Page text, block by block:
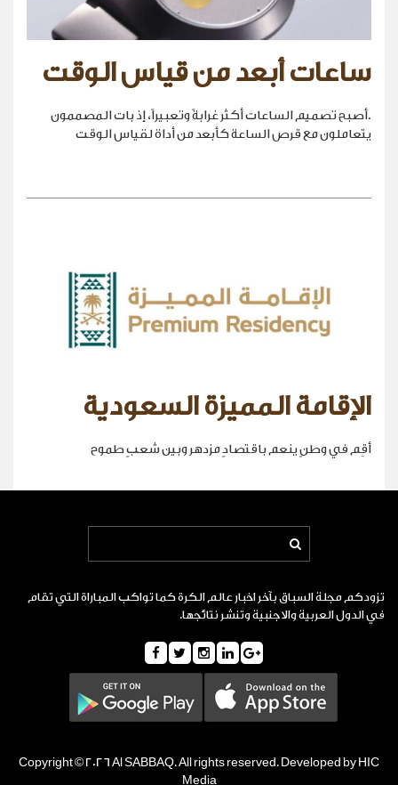
ساعات أبعد من قياس الوقت
.أصبح تصميم الساعات أكثر غرابةً وتعبيراً، إذ بات المصممون
يتعاملون مع قرص الساعة كأبعد من أداة لقياس الوقت
الإقامة المميزة السعودية
أقِم في وطنٍ ينعم باقتصادٍ مزدهر وبين شعبٍ طموح
تزودكم مجلة السباق بآخر اخبار عالم الكرة كما تواكب المباراة التي تقام
في الدول العربية والاجنبية وتنشر نتائجها.
Copyright © 2026 Al SABBAQ. All rights reserved. Developed by HIC
Media